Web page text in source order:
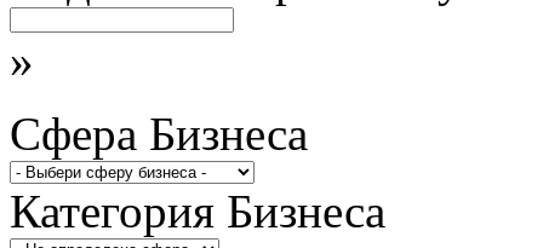
»
Сфера Бизнеса
Категория Бизнеса